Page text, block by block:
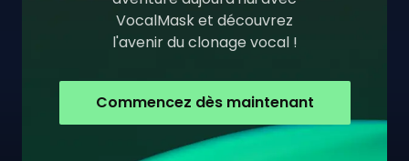
VocalMask et découvrez
l'avenir du clonage vocal !
Commencez dès maintenant